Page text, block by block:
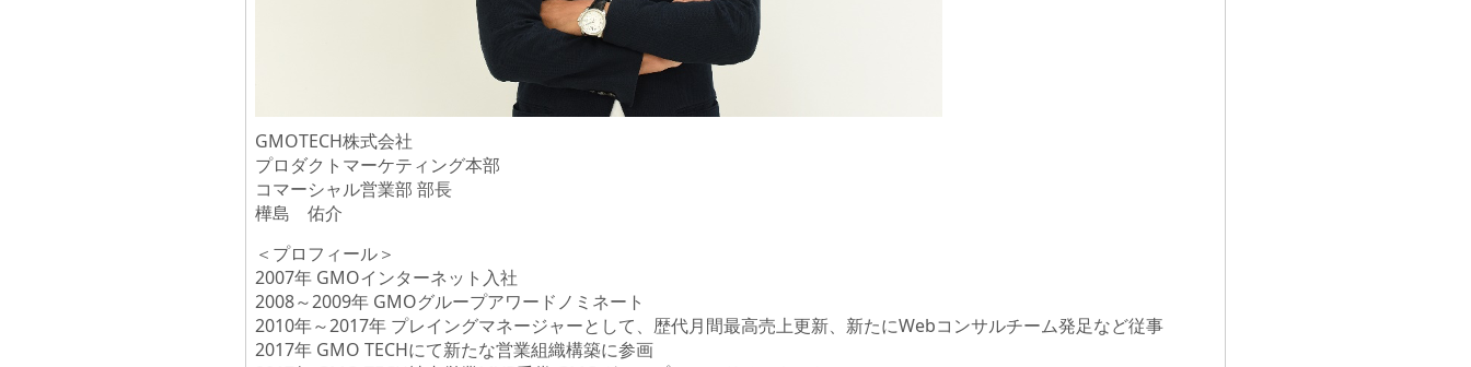
GMOTECH株式会社
プロダクトマーケティング本部
コマーシャル営業部 部長
樺島 佑介
＜プロフィール＞
2007年 GMOインターネット入社
2008～2009年 GMOグループアワードノミネート
2010年～2017年 プレイングマネージャーとして、歴代月間最高売上更新、新たにWebコンサルチーム発足など従事
2017年 GMO TECHにて新たな営業組織構築に参画